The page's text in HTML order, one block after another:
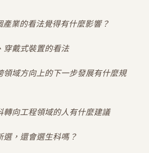
產業的看法覺得有什麼影響？
穿戴式裝置的看法
領域方向上的下一步發展有什麼規
轉向工程領域的人有什麼建議
選，還會選生科嗎？